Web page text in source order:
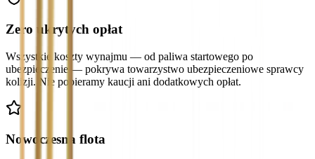
Zero ukrytych opłat
Wszystkie koszty wynajmu — od paliwa startowego po
ubezpieczenie — pokrywa towarzystwo ubezpieczeniowe sprawcy
kolizji. Nie pobieramy kaucji ani dodatkowych opłat.
Nowoczesna flota